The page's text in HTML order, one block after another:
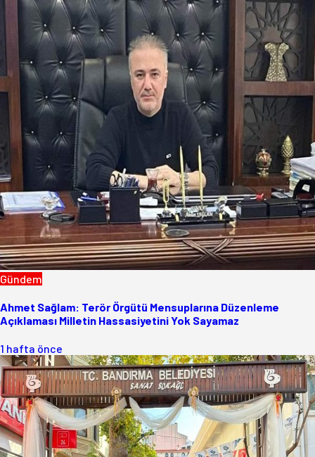
Gündem
Ahmet Sağlam: Terör Örgütü Mensuplarına Düzenleme
Açıklaması Milletin Hassasiyetini Yok Sayamaz
1 hafta önce